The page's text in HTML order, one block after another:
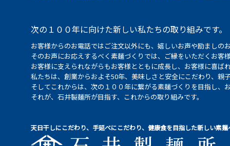
次の１００年に向けた新しい私たちの取り組みです。
お客様からのお電話ではご注文以外にも、嬉しいお声や励まし
そのお声にお応えするべく素麺づくりでは、ご縁をいただくお
お客様に支えられながらもお客様とともに成長し、お客様に喜ば
私たちは、創業からおよそ50年、美味しさと安全にこだわり、
そしてこれからは、次の１００年に繋がる素麺づくりを目指し
それが、石井製麺所が目指す、これからの取り組みです。
天日干しにこだわり、手延べにこだわり、健康食を目指した新しい素麺